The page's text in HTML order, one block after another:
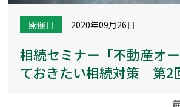
開催日 2020年09月26日
相続セミナー「不動産オ
ておきたい相続対策 第2